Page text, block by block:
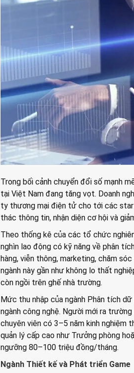
Trong bối cảnh chuyển đổi số mạnh
tại Việt Nam đang tăng vọt. Doanh
ty thương mại điện tử cho tới các
thác thông tin, nhận diện cơ hội và
Theo thống kê của các tổ chức
nghìn lao động có kỹ năng về phân
hàng, viễn thông, marketing, chăm
ngành này gần như không lo thất
còn ngồi trên ghế nhà trường.
Mức thu nhập của ngành Phân tích
ngành công nghệ. Người mới ra
chuyên viên có 3–5 năm kinh
quản lý cấp cao như Trưởng phòng
ngưỡng 80–100 triệu đồng/tháng.
Ngành Thiết kế và Phát triển Game